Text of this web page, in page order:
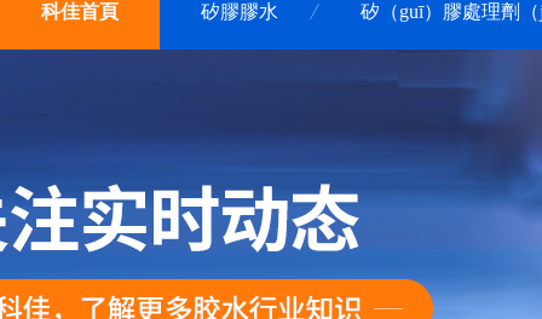
科佳首頁 矽膠膠水 矽（guī）膠處理劑